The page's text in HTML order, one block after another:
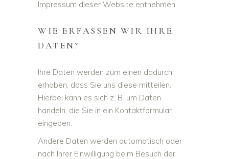
Impressum dieser Website entnehmen.
WIE ERFASSEN WIR IHRE
DATEN?
Ihre Daten werden zum einen dadurch
erhoben, dass Sie uns diese mitteilen.
Hierbei kann es sich z. B. um Daten
handeln, die Sie in ein Kontaktformular
eingeben.
Andere Daten werden automatisch oder
nach Ihrer Einwilligung beim Besuch der